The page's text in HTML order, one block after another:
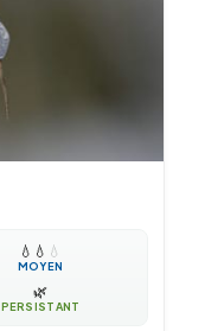
💧 💧 💧
MOYEN
🌿
PERSISTANT